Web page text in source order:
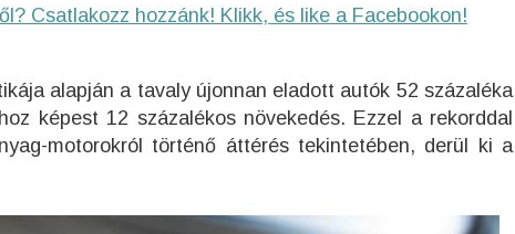
Csatlakozz hozzánk! Klikk, és like a Facebookon!
alapján a tavaly újonnan eladott autók 52 százaléka
képest 12 százalékos növekedés. Ezzel a rekorddal
motorokról történő áttérés tekintetében, derül ki a